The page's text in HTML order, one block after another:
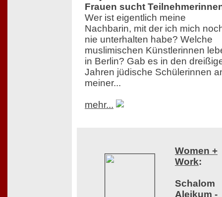
Frauen sucht
Wer ist eigentlich meine
Nachbarin, mit der ich mich
nie unterhalten habe? Welche
muslimischen Künstlerinnen
in Berlin? Gab es in den
Jahren jüdische Schülerinnen
meiner...
mehr...
Women +
Work:
Schalom
Aleikum -